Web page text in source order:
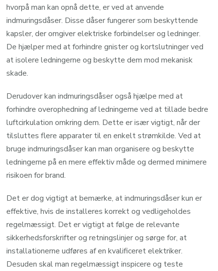
hvorpå man kan opnå dette, er ved at anvende
indmuringsdåser. Disse dåser fungerer som beskyttende
kapsler, der omgiver elektriske forbindelser og ledninger.
De hjælper med at forhindre gnister og kortslutninger ved
at isolere ledningerne og beskytte dem mod mekanisk
skade.
Derudover kan indmuringsdåser også hjælpe med at
forhindre overophedning af ledningerne ved at tillade bedre
luftcirkulation omkring dem. Dette er især vigtigt, når der
tilsluttes flere apparater til en enkelt strømkilde. Ved at
bruge indmuringsdåser kan man organisere og beskytte
ledningerne på en mere effektiv måde og dermed minimere
risikoen for brand.
Det er dog vigtigt at bemærke, at indmuringsdåser kun er
effektive, hvis de installeres korrekt og vedligeholdes
regelmæssigt. Det er vigtigt at følge de relevante
sikkerhedsforskrifter og retningslinjer og sørge for, at
installationerne udføres af en kvalificeret elektriker.
Desuden skal man regelmæssigt inspicere og teste